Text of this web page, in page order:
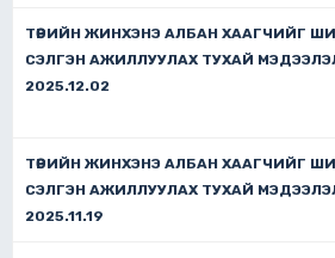
ТӨРИЙН ЖИНХЭНЭ АЛБАН ХААГЧИЙГ
СЭЛГЭН АЖИЛЛУУЛАХ ТУХАЙ
2025.12.02
ТӨРИЙН ЖИНХЭНЭ АЛБАН ХААГЧИЙГ
СЭЛГЭН АЖИЛЛУУЛАХ ТУХАЙ
2025.11.19